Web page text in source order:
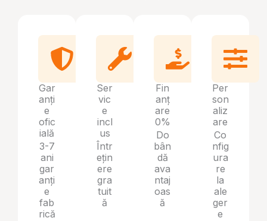
Gar
anți
e
ofic
ială
3-7
ani
gar
anți
e
fab
rică
Ser
vic
e
incl
us
Într
ețin
ere
gra
tuit
ă
Fin
anț
are
0%
Do
bân
dă
ava
ntaj
oas
ă
Per
son
aliz
are
Co
nfig
ura
re
la
ale
ger
e